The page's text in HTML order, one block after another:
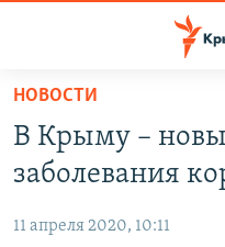
Вернуться
основному
содержанию
СПЕЦПРОЕКТЫ
КАРТА ВОЕННЫХ ОБЪЕКТОВ
ИСТОРИЯ
НОВОСТИ
В Крыму –
заболевания
11 апреля 2020, 10:11